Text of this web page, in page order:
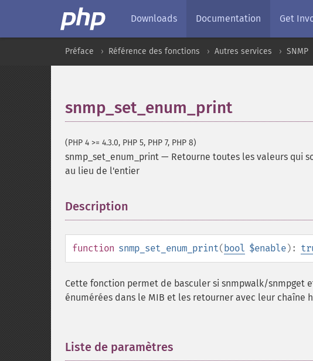
Downloads Documentation Get
Préface Référence des fonctions Autres services SNMP
snmp_set_enum_print
(PHP 4 >= 4.3.0, PHP 5, PHP 7, PHP 8)
snmp_set_enum_print — Retourne toutes les valeurs qui
au lieu de l'entier
Description
function snmp_set_enum_print(bool $enable):
Cette fonction permet de basculer si snmpwalk/snmpget
énumérées dans le MIB et les retourner avec leur chaîne
Liste de paramètres